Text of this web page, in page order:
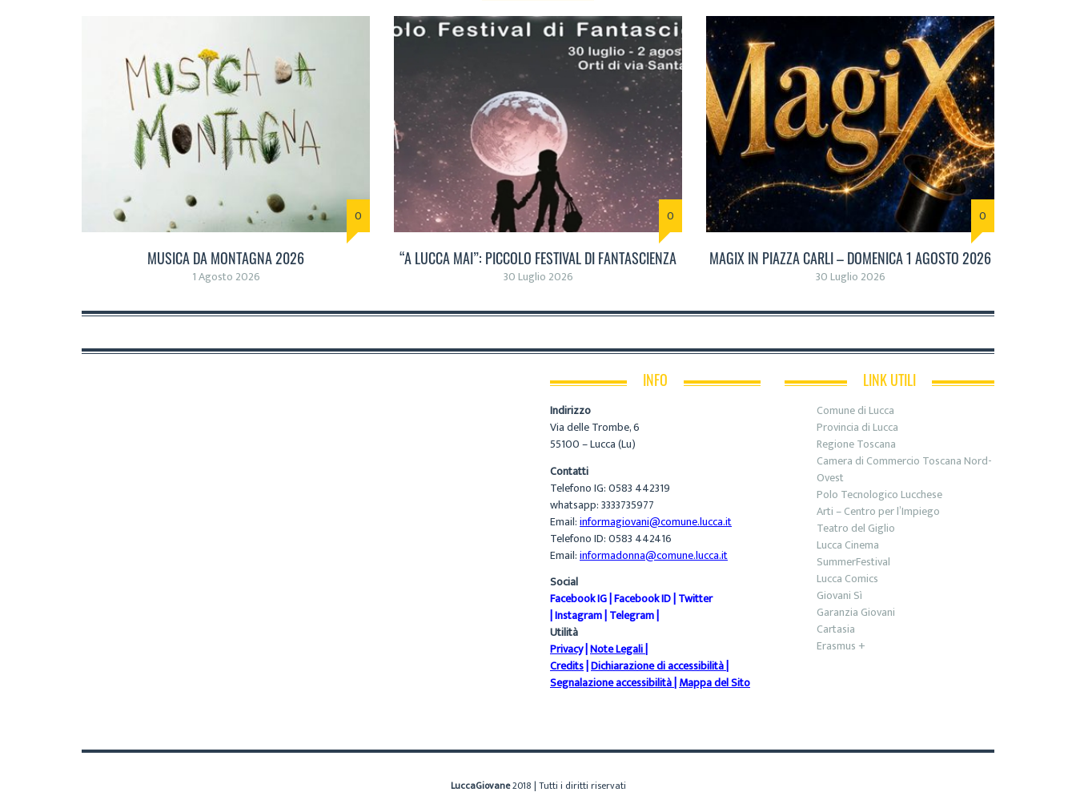
0
MUSICA DA MONTAGNA 2026
1 Agosto 2026
0
“A LUCCA MAI”: PICCOLO FESTIVAL DI FANTASCIENZA
30 Luglio 2026
0
MAGIX IN PIAZZA CARLI – DOMENICA 1 AGOSTO 2026
30 Luglio 2026
INFO
Indirizzo
Via delle Trombe, 6
55100 – Lucca (Lu)
Contatti
Telefono IG: 0583 442319
whatsapp: 3333735977
Email:informagiovani@comune.lucca.it
Telefono ID: 0583 442416
Email:informadonna@comune.lucca.it
Social
Facebook IG|Facebook ID|Twitter
|Instagram|Telegram|
Utilità
Privacy|Note Legali|
Credits|Dichiarazione di accessibilità|
Segnalazione accessibilità|Mappa del Sito
LINK UTILI
Comune di Lucca
Provincia di Lucca
Regione Toscana
Camera di Commercio Toscana Nord-
Ovest
Polo Tecnologico Lucchese
Arti – Centro per l’Impiego
Teatro del Giglio
Lucca Cinema
SummerFestival
Lucca Comics
Giovani Sì
Garanzia Giovani
Cartasia
Erasmus +
LuccaGiovane2018 | Tutti i diritti riservati